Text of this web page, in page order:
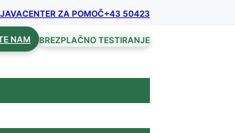
CENTER ZA POMOČ+43 50423
NAM BREZPLAČNO TESTIRANJE